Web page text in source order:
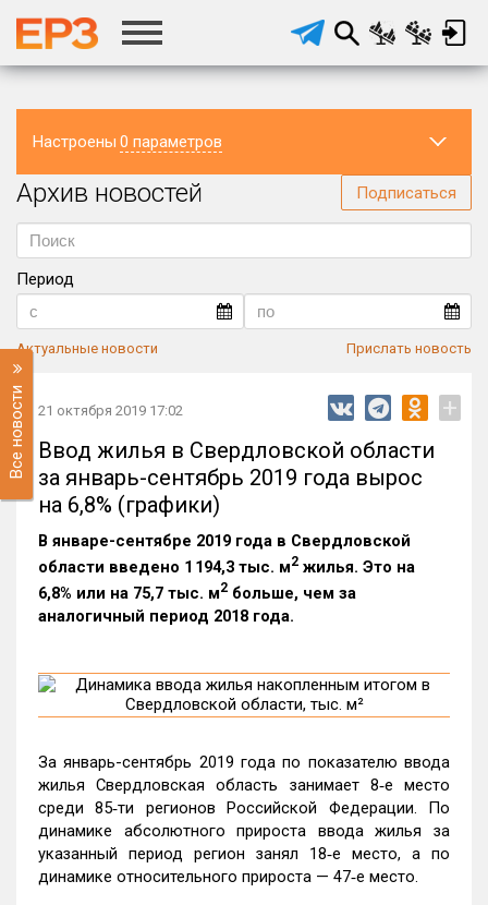
Настроены 0 параметров
Регион
Архив новостей Подписаться
Период
Актуальные новости Прислать новость
Все новости 21 октября 2019 17:02 +
Ввод жилья в Свердловской области
за январь-сентябрь 2019 года вырос
на 6,8% (графики)
В январе-сентябре 2019 года в Свердловской
области введено 1 194,3 тыс. м2 жилья. Это на
6,8% или на 75,7 тыс. м2 больше, чем за
аналогичный период 2018 года.
За январь-сентябрь 2019 года по показателю ввода
жилья Свердловская область занимает 8‑е место
среди 85‑ти регионов Российской Федерации. По
динамике абсолютного прироста ввода жилья за
указанный период регион занял 18‑е место, а по
динамике относительного прироста — 47‑е место.